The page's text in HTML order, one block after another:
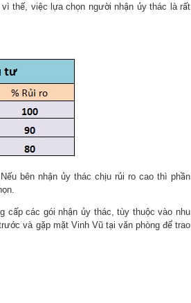
thế, việc lựa chọn người nhận ủy thác là rất
bên nhận ủy thác chịu rủi ro cao thì phần
cấp các gói nhận ủy thác, tùy thuộc vào nhu
và gặp mặt Vinh Vũ tại văn phòng để trao